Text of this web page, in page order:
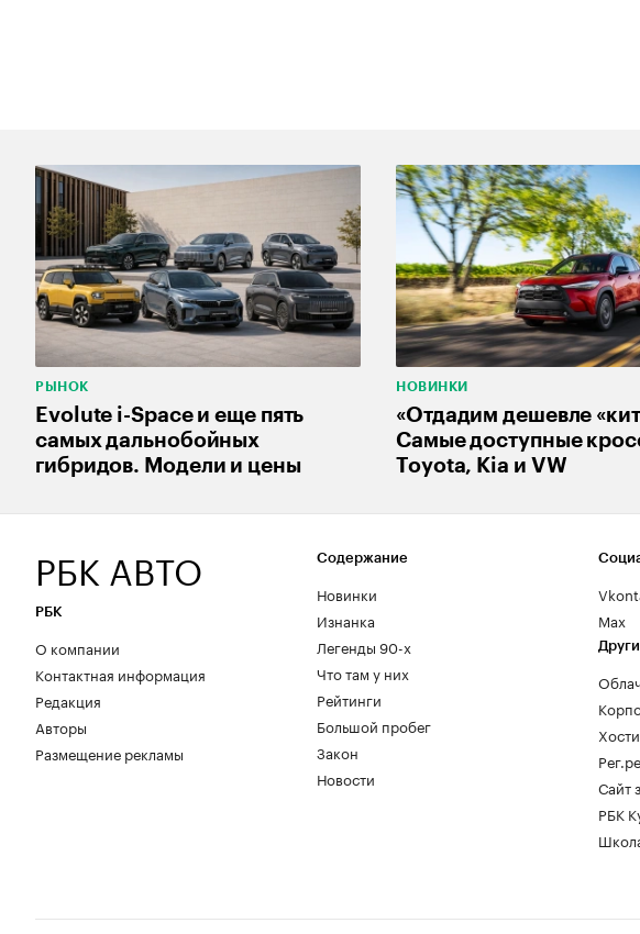
РЫНОК
Evolute i-Space и еще пять
самых дальнобойных
гибридов. Модели и цены
НОВИНКИ
«Отдадим дешевле
Самые доступные
Toyota, Kia и VW
РБК АВТО
РБК
О компании
Контактная информация
Редакция
Авторы
Размещение рекламы
Содержание
Новинки
Изнанка
Легенды 90-х
Что там у них
Рейтинги
Большой пробег
Закон
Новости
Max
Сайт
РБК